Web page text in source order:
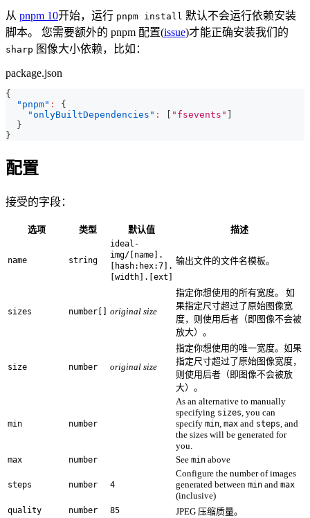
从 pnpm 10开始，运行 pnpm install 默认不会运行依赖安装
脚本。 您需要额外的 pnpm 配置(issue)才能正确安装我们的
sharp 图像大小依赖，比如：
package.json
{
"pnpm" :
{
"onlyBuiltDependencies" : "fsevents"
}
}
配置
接受的字段：
选项 类型 默认值 描述
name string
ideal-
img/[name].
[hash:hex:7].
[width].[ext]
输出文件的文件名模板。
sizes number[] original size
指定你想使用的所有宽度。 如
果指定尺寸超过了原始图像宽
度，则使用后者（即图像不会被
放大）。
size number original size
指定你想使用的唯一宽度。如果
指定尺寸超过了原始图像宽度，
则使用后者（即图像不会被放
大）。
min number
As an alternative to manually
specifying sizes, you can
specify min, max and steps, and
the sizes will be generated for
you.
max number See min above
steps number 4
Configure the number of images
generated between min and max
(inclusive)
quality number 85 JPEG 压缩质量。